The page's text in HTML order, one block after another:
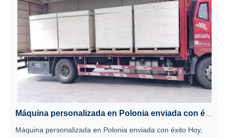
Máquina personalizada en Polonia enviada con éxito Hoy,